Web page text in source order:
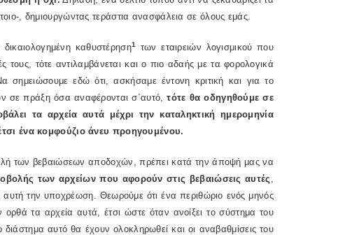
, δημιουργώντας τεράστια ανασφάλεια σε όλους εμάς.
καθυστέρηση1
των εταιρειών λογισμικού που
τους, τότε αντιλαμβάνεται και ο πιο αδαής με τα φορολογικά
εδώ ότι, ασκήσαμε έντονη κριτική και για το
σε πράξη όσα αναφέρονται σ΄αυτό,τότε θα οδηγηθούμε σε
τα αρχεία αυτά μέχρι την καταληκτική ημερομηνία
ένα κομφούζιο άνευ προηγουμένου.
των βεβαιώσεων αποδοχών, πρέπει κατά την άποψή μας να
των αρχείων που αφορούν στις βεβαιώσεις αυτές,
αυτή την υποχρέωση. Θεωρούμε ότι ένα περιθώριο ενός μηνός
τα αρχεία αυτά, έτσι ώστε όταν ανοίξει το σύστημα του
αυτό θα έχουν ολοκληρωθεί και οι αναβαθμίσεις του